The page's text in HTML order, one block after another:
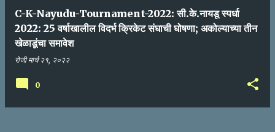
C-K-Nayudu-Tournament-2022: सी.के.नायडू स्पर्धा
2022: 25 वर्षाखालील विदर्भ क्रिकेट संघाची घोषणा; अकोल्याच्या तीन
खेळाडूंचा समावेश
रोजीमार्च २१, २०२२
0